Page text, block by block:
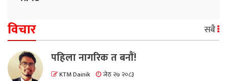
विचार सबै
पहिला नागरिक त बनाैं!
KTM Dainik जेठ २७ २०८३